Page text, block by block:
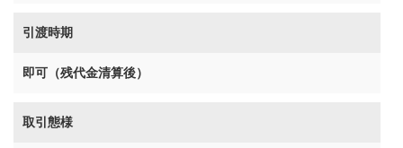
引渡時期
即可（残代金清算後）
取引態様